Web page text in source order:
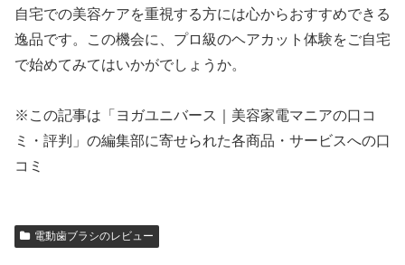
自宅での美容ケアを重視する方には心からおすすめできる
逸品です。この機会に、プロ級のヘアカット体験をご自宅
で始めてみてはいかがでしょうか。
※この記事は「ヨガユニバース｜美容家電マニアの口コ
ミ・評判」の編集部に寄せられた各商品・サービスへの口
コミ
電動歯ブラシのレビュー